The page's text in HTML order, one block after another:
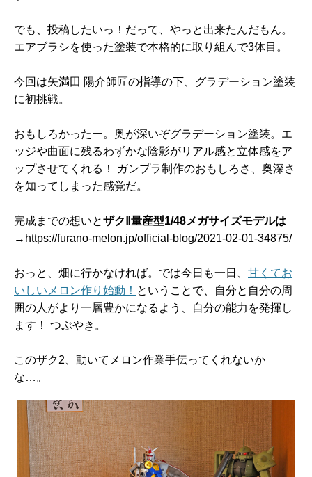
でも、投稿したいっ！だって、やっと出来たんだもん。
エアブラシを使った塗装で本格的に取り組んで3体目。
今回は矢満田 陽介師匠の指導の下、グラデーション塗装
に初挑戦。
おもしろかったー。奥が深いぞグラデーション塗装。エ
ッジや曲面に残るわずかな陰影がリアル感と立体感をア
ップさせてくれる！ ガンプラ制作のおもしろさ、奥深さ
を知ってしまった感覚だ。
完成までの想いとザクⅡ量産型1/48メガサイズモデルは
→https://furano-melon.jp/official-blog/2021-02-01-34875/
おっと、畑に行かなければ。では今日も一日、 甘くてお
いしいメロン作り始動！ ということで、自分と自分の周
囲の人がより一層豊かになるよう、自分の能力を発揮し
ます！ つぶやき。
このザク2、動いてメロン作業手伝ってくれないか
な…。